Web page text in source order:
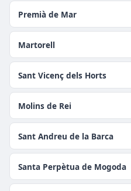
Premià de Mar
Martorell
Sant Vicenç dels Horts
Molins de Rei
Sant Andreu de la Barca
Santa Perpètua de Mogoda